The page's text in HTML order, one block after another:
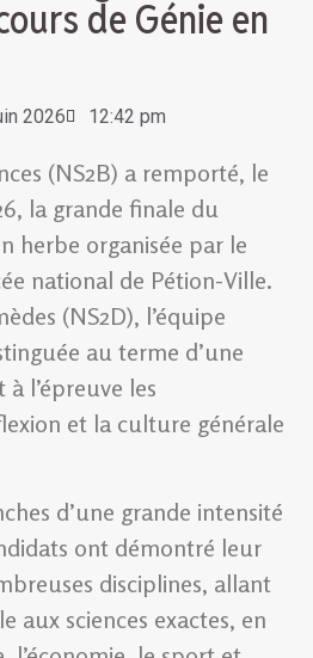
de Génie en
2026 12:42 pm
(NS2B) a remporté, le
la grande finale du
herbe organisée par le
national de Pétion-Ville.
(NS2D), l’équipe
au terme d’une
l’épreuve les
et la culture générale
d’une grande intensité
ont démontré leur
disciplines, allant
aux sciences exactes, en